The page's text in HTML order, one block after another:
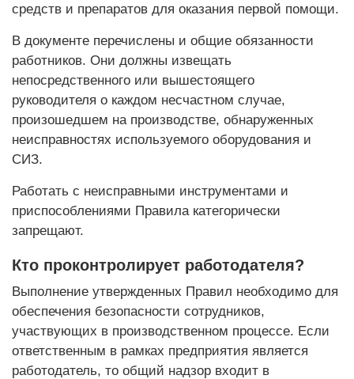
средств и препаратов для оказания первой помощи.
В документе перечислены и общие обязанности
работников. Они должны извещать
непосредственного или вышестоящего
руководителя о каждом несчастном случае,
произошедшем на производстве, обнаруженных
неисправностях используемого оборудования и
СИЗ.
Работать с неисправными инструментами и
приспособлениями Правила категорически
запрещают.
Кто проконтролирует работодателя?
Выполнение утвержденных Правил необходимо для
обеспечения безопасности сотрудников,
участвующих в производственном процессе. Если
ответственным в рамках предприятия является
работодатель, то общий надзор входит в